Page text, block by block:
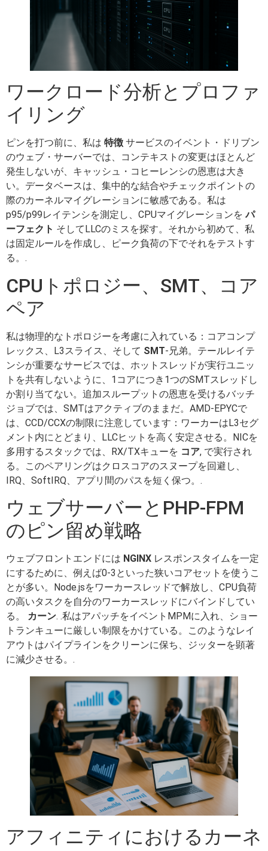
ワークロード分析とプロファ
イリング
ピンを打つ前に、私は 特徴 サービスのイベント・ドリブン
のウェブ・サーバーでは、コンテキストの変更はほとんど
発生しないが、キャッシュ・コヒーレンシの恩恵は大き
い。データベースは、集中的な結合やチェックポイントの
際のカーネルマイグレーションに敏感である。私は
p95/p99レイテンシを測定し、CPUマイグレーションをパ
ーフェクト そしてLLCのミスを探す。それから初めて、私
は固定ルールを作成し、ピーク負荷の下でそれをテストす
る。.
CPUトポロジー、SMT、コア
ペア
私は物理的なトポロジーを考慮に入れている：コアコンプ
レックス、L3スライス、そして SMT-兄弟。テールレイテ
ンシが重要なサービスでは、ホットスレッドが実行ユニッ
トを共有しないように、1コアにつき1つのSMTスレッドし
か割り当てない。追加スループットの恩恵を受けるバッチ
ジョブでは、SMTはアクティブのままだ。AMD-EPYCで
は、CCD/CCXの制限に注意しています：ワーカーはL3セグ
メント内にとどまり、LLCヒットを高く安定させる。NICを
多用するスタックでは、RX/TXキューを コア, で実行され
る。このペアリングはクロスコアのスヌープを回避し、
IRQ、SoftIRQ、アプリ間のパスを短く保つ。.
ウェブサーバーとPHP-FPM
のピン留め戦略
ウェブフロントエンドには NGINX レスポンスタイムを一定
にするために、例えば0-3といった狭いコアセットを使うこ
とが多い。Node.jsをワーカースレッドで解放し、CPU負荷
の高いタスクを自分のワーカースレッドにバインドしてい
る。 カーン. .私はアパッチをイベントMPMに入れ、ショー
トランキューに厳しい制限をかけている。このようなレイ
アウトはパイプラインをクリーンに保ち、ジッターを顕著
に減少させる。.
アフィニティにおけるカーネ